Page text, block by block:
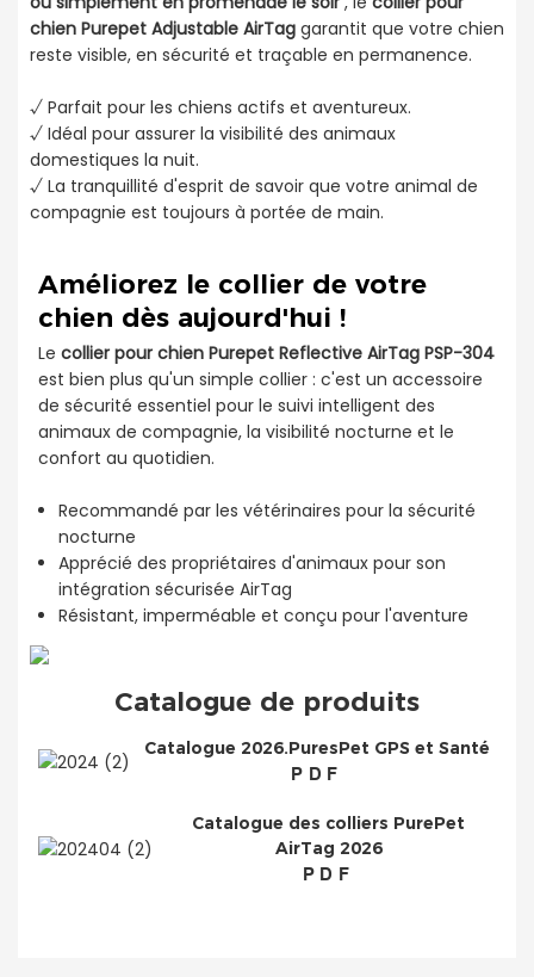
chien Purepet Adjustable AirTag garantit que votre chien
reste visible, en sécurité et traçable en permanence.
√ Parfait pour les chiens actifs et aventureux.
√ Idéal pour assurer la visibilité des animaux
domestiques la nuit.
√ La tranquillité d'esprit de savoir que votre animal de
compagnie est toujours à portée de main.
Améliorez le collier de votre
chien dès aujourd'hui !
Le collier pour chien Purepet Reflective AirTag PSP-304
est bien plus qu'un simple collier : c'est un accessoire
de sécurité essentiel pour le suivi intelligent des
animaux de compagnie, la visibilité nocturne et le
confort au quotidien.
Recommandé par les vétérinaires pour la sécurité
nocturne
Apprécié des propriétaires d'animaux pour son
intégration sécurisée AirTag
Résistant, imperméable et conçu pour l'aventure
Catalogue de produits
Catalogue 2026.PuresPet GPS et Santé
PDF
Catalogue des colliers PurePet
AirTag 2026
PDF